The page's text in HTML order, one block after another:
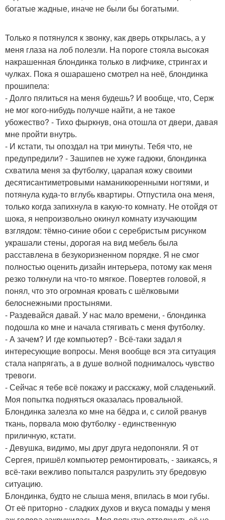
богатые жадные, иначе не были бы богатыми.
Только я потянулся к звонку, как дверь открылась, а у
меня глаза на лоб полезли. На пороге стояла высокая
накрашенная блондинка только в лифчике, стрингах и
чулках. Пока я ошарашено смотрел на неё, блондинка
прошипела:
- Долго пялиться на меня будешь? И вообще, что, Серж
не мог кого-нибудь получше найти, а не такое
убожество? - Тихо фыркнув, она отошла от двери, давая
мне пройти внутрь.
- И кстати, ты опоздал на три минуты. Тебя что, не
предупредили? - Зашипев не хуже гадюки, блондинка
схватила меня за футболку, царапая кожу своими
десятисантиметровыми наманикюренными ногтями, и
потянула куда-то вглубь квартиры. Отпустила она меня,
только когда запихнула в какую-то комнату. Не отойдя от
шока, я непроизвольно окинул комнату изучающим
взглядом: тёмно-синие обои с серебристым рисунком
украшали стены, дорогая на вид мебель была
расставлена в безукоризненном порядке. Я не смог
полностью оценить дизайн интерьера, потому как меня
резко толкнули на что-то мягкое. Повертев головой, я
понял, что это огромная кровать с шёлковыми
белоснежными простынями.
- Раздевайся давай. У нас мало времени, - блондинка
подошла ко мне и начала стягивать с меня футболку.
- А зачем? И где компьютер? - Всё-таки задал я
интересующие вопросы. Меня вообще вся эта ситуация
стала напрягать, а в душе волной поднималось чувство
тревоги.
- Сейчас я тебе всё покажу и расскажу, мой сладенький.
Моя попытка подняться оказалась провальной.
Блондинка залезла ко мне на бёдра и, с силой рванув
ткань, порвала мою футболку - единственную
приличную, кстати.
- Девушка, видимо, мы друг друга недопоняли. Я от
Сергея, пришёл компьютер ремонтировать, - заикаясь, я
всё-таки вежливо попытался разрулить эту бредовую
ситуацию.
Блондинка, будто не слыша меня, впилась в мои губы.
От её приторно - сладких духов и вкуса помады у меня